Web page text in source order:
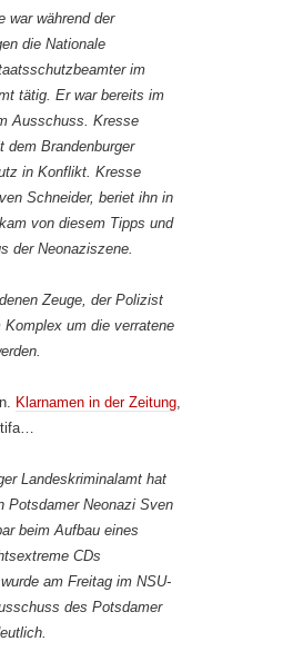
war während der
die Nationale
im
tätig. Er war bereits im
Ausschuss. Kresse
dem Brandenburger
in Konflikt. Kresse
Schneider, beriet ihn in
von diesem Tipps und
der Neonaziszene.
Zeuge, der Polizist
um die verratene
Klarnamen in der Zeitung
Landeskriminalamt hat
Potsdamer Neonazi Sven
beim Aufbau eines
CDs
am Freitag im NSU-
des Potsdamer